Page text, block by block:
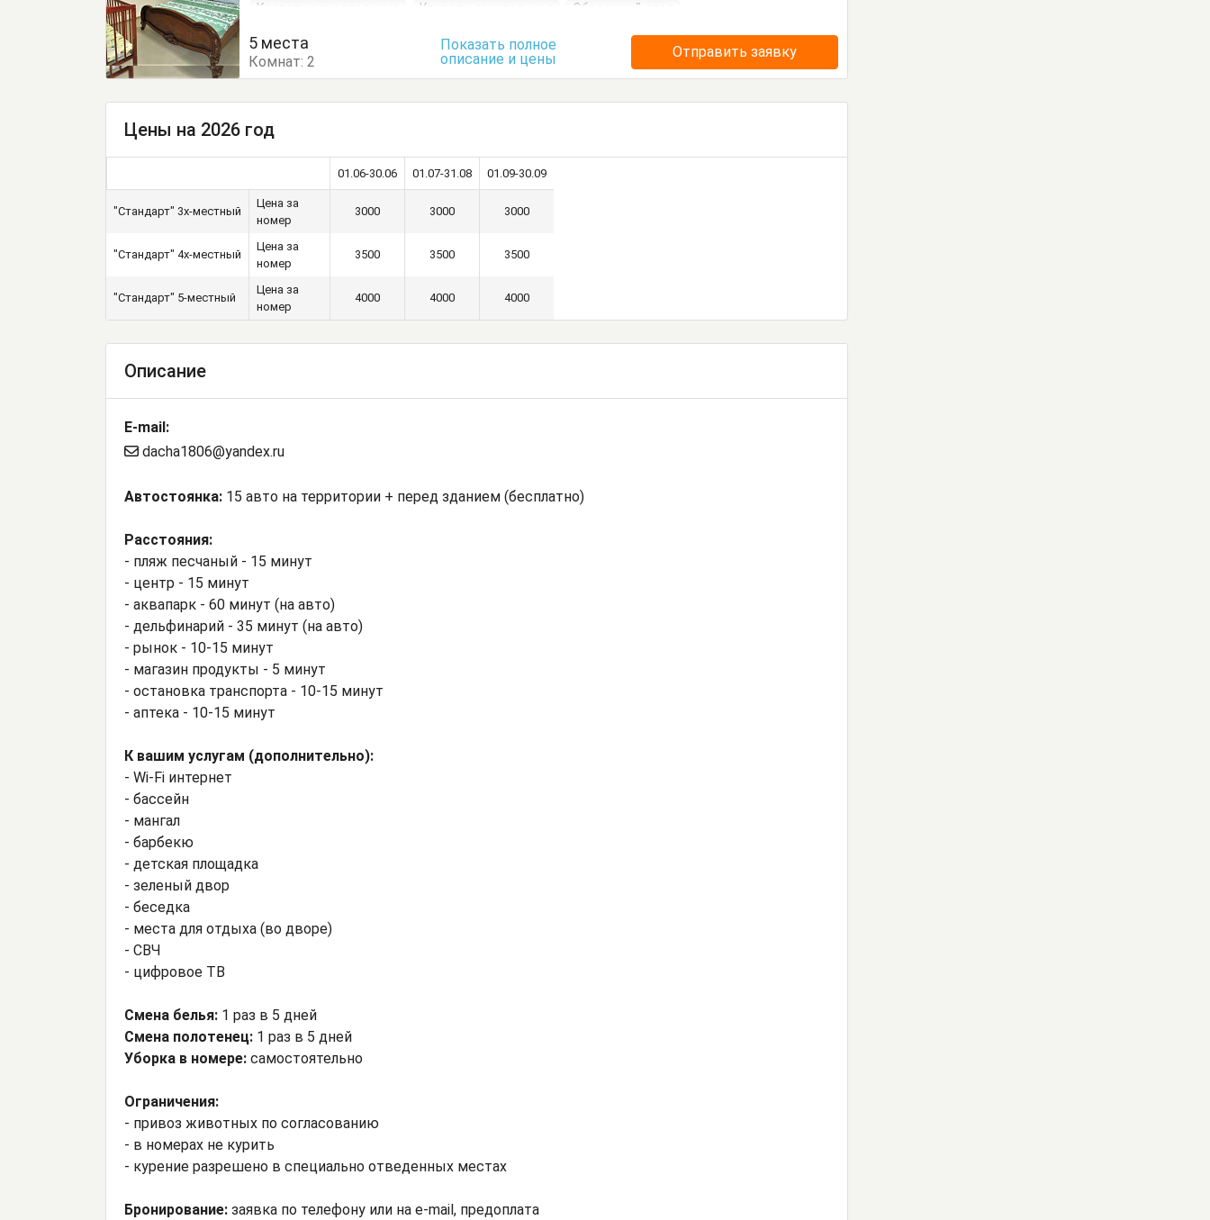
Кровати односпальные
Кровать двуспальная
Обеденный стол
Стол
5 места
Комнат:2
Показать полное
описание и цены
Отправить заявку
Цены на 2026 год
01.06-30.06 01.07-31.08 01.09-30.09
"Стандарт" 3х-местный
Цена за
номер
3000 3000 3000
"Стандарт" 4х-местный
Цена за
номер
3500 3500 3500
"Стандарт" 5-местный
Цена за
номер
4000 4000 4000
Описание
E-mail:
dacha1806@yandex.ru
Автостоянка: 15 авто на территории + перед зданием (бесплатно)
Расстояния:
- пляж песчаный - 15 минут
- центр - 15 минут
- аквапарк - 60 минут (на авто)
- дельфинарий - 35 минут (на авто)
- рынок - 10-15 минут
- магазин продукты - 5 минут
- остановка транспорта - 10-15 минут
- аптека - 10-15 минут
К вашим услугам (дополнительно):
- Wi-Fi интернет
- бассейн
- мангал
- барбекю
- детская площадка
- зеленый двор
- беседка
- места для отдыха (во дворе)
- СВЧ
- цифровое ТВ
Смена белья: 1 раз в 5 дней
Смена полотенец: 1 раз в 5 дней
Уборка в номере: самостоятельно
Ограничения:
- привоз животных по согласованию
- в номерах не курить
- курение разрешено в специально отведенных местах
Бронирование: заявка по телефону или на e-mail, предоплата